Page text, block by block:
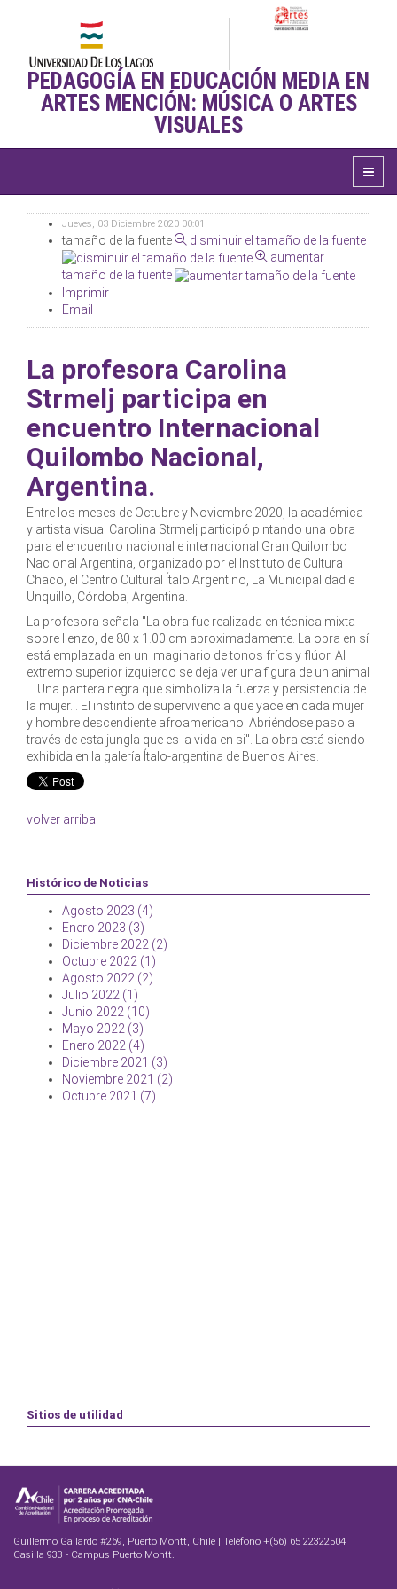
PEDAGOGÍA EN EDUCACIÓN MEDIA EN
ARTES MENCIÓN: MÚSICA O ARTES
VISUALES
Jueves, 03 Diciembre 2020 00:01
tamaño de la fuente
disminuir el tamaño de la fuente
aumentar
tamaño de la fuente
Imprimir
Email
La profesora Carolina
Strmelj participa en
encuentro Internacional
Quilombo Nacional,
Argentina.
Entre los meses de Octubre y Noviembre 2020, la académica
y artista visual Carolina Strmelj participó pintando una obra
para el encuentro nacional e internacional Gran Quilombo
Nacional Argentina, organizado por el Instituto de Cultura
Chaco, el Centro Cultural Ítalo Argentino, La Municipalidad e
Unquillo, Córdoba, Argentina.
La profesora señala "La obra fue realizada en técnica mixta
sobre lienzo, de 80 x 1.00 cm aproximadamente. La obra en sí
está emplazada en un imaginario de tonos fríos y flúor. Al
extremo superior izquierdo se deja ver una figura de un animal
... Una pantera negra que simboliza la fuerza y persistencia de
la mujer... El instinto de supervivencia que yace en cada mujer
y hombre descendiente afroamericano. Abriéndose paso a
través de esta jungla que es la vida en si". La obra está siendo
exhibida en la galería Ítalo-argentina de Buenos Aires.
volver arriba
Histórico de Noticias
Agosto 2023 (4)
Enero 2023 (3)
Diciembre 2022 (2)
Octubre 2022 (1)
Agosto 2022 (2)
Julio 2022 (1)
Junio 2022 (10)
Mayo 2022 (3)
Enero 2022 (4)
Diciembre 2021 (3)
Noviembre 2021 (2)
Octubre 2021 (7)
Sitios de utilidad
Guillermo Gallardo #269, Puerto Montt, Chile | Teléfono +(56) 65 22322504
Casilla 933 - Campus Puerto Montt.